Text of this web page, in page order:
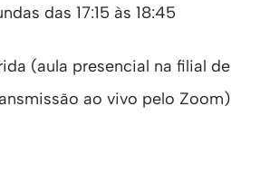
das 17:15 às 18:45
(aula presencial na filial de
ao vivo pelo Zoom)